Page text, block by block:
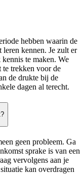
hebben waarin de
leren kennen. Je zult er
te maken. We
te trekken voor de
de drukte bij de
dagen al terecht.
geen probleem. Ga
sprake is van een
vervolgens aan je
kan overdragen